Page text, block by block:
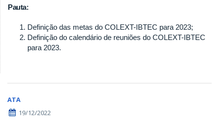
Pauta:
Definição das metas do COLEXT-IBTEC para 2023;
Definição do calendário de reuniões do COLEXT-IBTEC
para 2023.
ATA
19/12/2022